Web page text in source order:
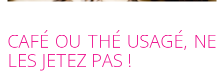
CAFÉ OU THÉ USAGÉ, NE
LES JETEZ PAS !